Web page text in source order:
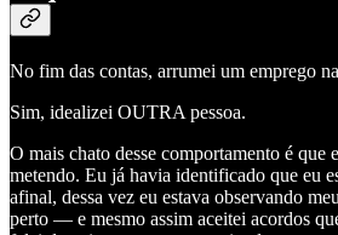
No fim das contas, arrumei um emprego
Sim, idealizei OUTRA pessoa.
O mais chato desse comportamento é que
metendo. Eu já havia identificado que eu
afinal, dessa vez eu estava observando
perto — e mesmo assim aceitei acordos